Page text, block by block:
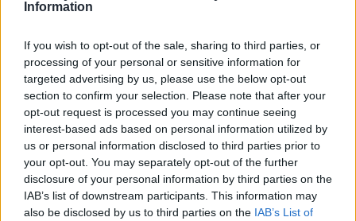
Information
If you wish to opt-out of the sale, sharing to third parties, or
processing of your personal or sensitive information for
targeted advertising by us, please use the below opt-out
section to confirm your selection. Please note that after your
opt-out request is processed you may continue seeing
interest-based ads based on personal information utilized by
us or personal information disclosed to third parties prior to
your opt-out. You may separately opt-out of the further
disclosure of your personal information by third parties on the
IAB’s list of downstream participants. This information may
also be disclosed by us to third parties on the IAB’s List of
készülhetnek a pótérettségizők